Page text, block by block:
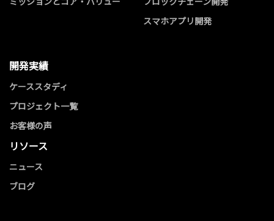
スマホアプリ開発
開発実績
ケーススタディ
プロジェクト一覧
お客様の声
リソース
ニュース
ブログ